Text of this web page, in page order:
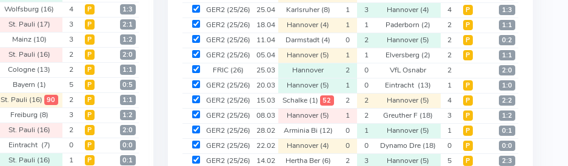
Wolfsburg (16) 4 Р 1:3
St. Pauli (17) 3 Р 2:1
Mainz (10) 3 Р 1:2
St. Pauli (16) 2 Р 2:0
Cologne (13) 2 Р 1:1
Bayern (1) 5 Р 0:5
St. Pauli (16) 90 2 Р 1:1
Freiburg (8) 3 Р 1:2
St. Pauli (16) 2 Р 2:0
Eintracht (7) 0 Р 0:0
St. Pauli (16) 1 Р 0:1
GER2 (25/26) 25.04 Karlsruher(8) 1 3 Hannover(4) 4 Р 1:3
GER2 (25/26) 18.04 Hannover(4) 1 1 Paderborn (2) 2 Р 1:1
GER2 (25/26) 11.04 Darmstadt (4) 0 2 Hannover(5) 2 Р 0:2
GER2 (25/26) 05.04 Hannover(5) 1 1 Elversberg (2) 2 Р 1:1
FRIC (26) 25.03 Hannover 2 0 VfL Osnabr 2 2:0
GER2 (25/26) 20.03 Hannover(5) 1 0 Eintracht (13) 1 Р 1:0
GER2 (25/26) 15.03 Schalke (1) 52 2 2 Hannover(5) 4 Р 2:2
GER2 (25/26) 08.03 Hannover(5) 1 2 Greuther F (18) 3 Р 1:2
GER2 (25/26) 28.02 Arminia Bi (12) 0 1 Hannover(5) 1 Р 0:1
GER2 (25/26) 22.02 Hannover(4) 0 0 Dynamo Dre (18) 0 Р 0:0
GER2 (25/26) 14.02 Hertha Ber(6) 2 3 Hannover(5) 5 Р 2:3